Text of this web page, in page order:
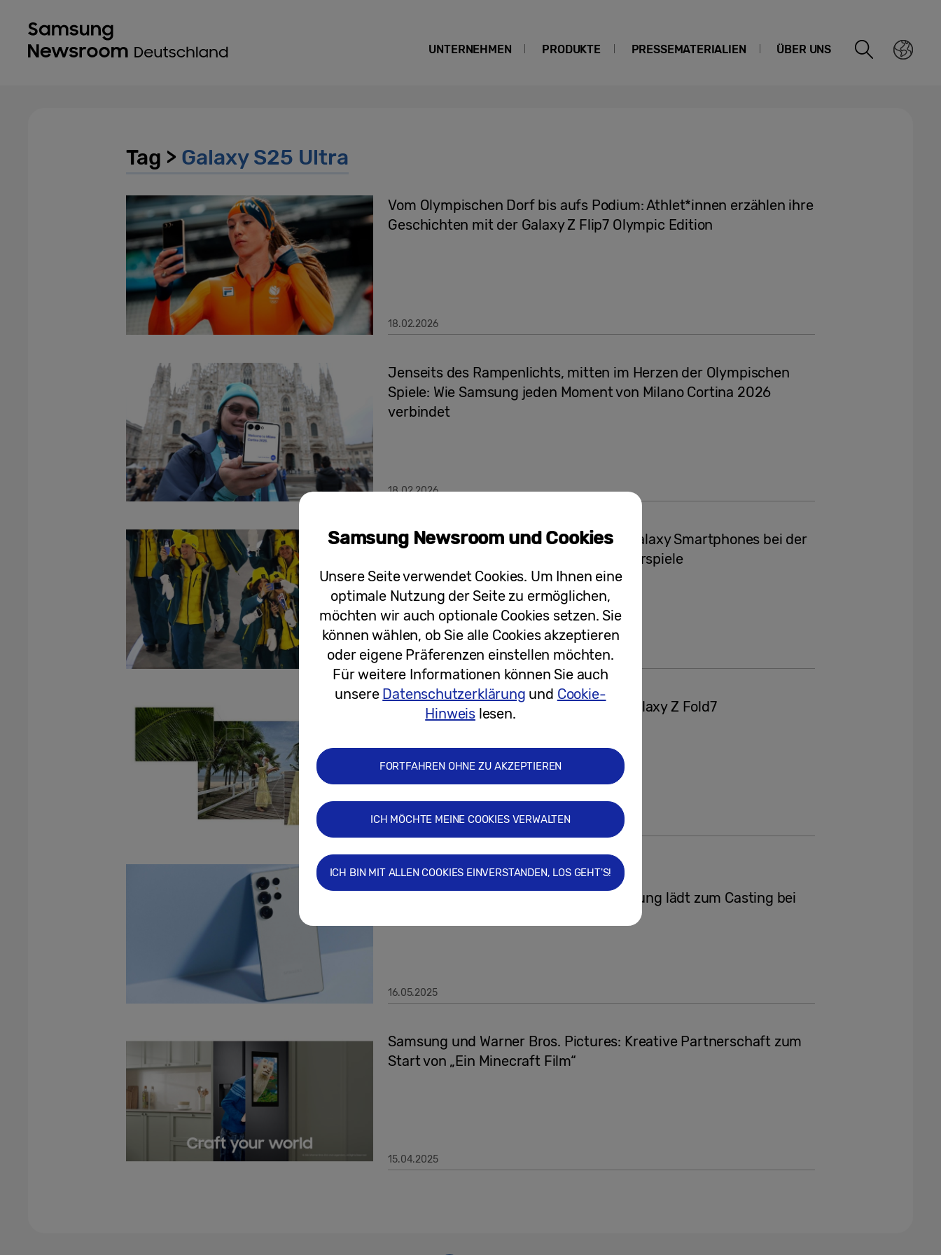
UNTERNEHMEN PRODUKTE PRESSEMATERIALIEN ÜBER UNS
Tag > Galaxy S25 Ultra
Vom Olympischen Dorf bis aufs Podium: Athlet*innen erzählen ihre
Geschichten mit der Galaxy Z Flip7 Olympic Edition
18.02.2026
Jenseits des Rampenlichts, mitten im Herzen der Olympischen
Spiele: Wie Samsung jeden Moment von Milano Cortina 2026
verbindet
18.02.2026
Große Momente bewahren: Samsung Galaxy Smartphones bei der
Eröffnungsfeier der Olympischen Winterspiele
09.02.2026
Zahlen, Daten, Fakten zum Samsung Galaxy Z Fold7
25.07.2025
Pressemitteilungen
Starker Partner für starke Posen: Samsung lädt zum Casting bei
16.05.2025
Samsung und Warner Bros. Pictures: Kreative Partnerschaft zum
Start von „Ein Minecraft Film“
15.04.2025
Samsung Newsroom und Cookies
Unsere Seite verwendet Cookies. Um Ihnen eine
optimale Nutzung der Seite zu ermöglichen,
möchten wir auch optionale Cookies setzen. Sie
können wählen, ob Sie alle Cookies akzeptieren
oder eigene Präferenzen einstellen möchten.
Für weitere Informationen können Sie auch
unsere Datenschutzerklärung und Cookie-
Hinweis lesen.
FORTFAHREN OHNE ZU AKZEPTIEREN
ICH MÖCHTE MEINE COOKIES VERWALTEN
ICH BIN MIT ALLEN COOKIES EINVERSTANDEN, LOS GEHT'S!